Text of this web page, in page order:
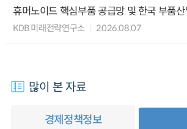
휴머노이드 핵심부품 공급망 및 한국 부품산
KDB 미래전략연구소 2026.08.07
많이 본 자료
경제정책정보